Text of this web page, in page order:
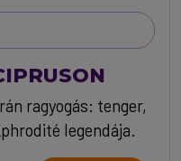
ragyogás: tenger,
legendája.